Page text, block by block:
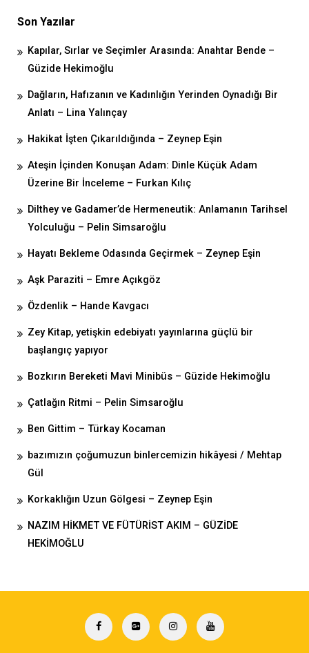
Son Yazılar
Kapılar, Sırlar ve Seçimler Arasında: Anahtar Bende –
Güzide Hekimoğlu
Dağların, Hafızanın ve Kadınlığın Yerinden Oynadığı Bir
Anlatı – Lina Yalınçay
Hakikat İşten Çıkarıldığında – Zeynep Eşin
Ateşin İçinden Konuşan Adam: Dinle Küçük Adam
Üzerine Bir İnceleme – Furkan Kılıç
Dilthey ve Gadamer’de Hermeneutik: Anlamanın Tarihsel
Yolculuğu – Pelin Simsaroğlu
Hayatı Bekleme Odasında Geçirmek – Zeynep Eşin
Aşk Paraziti – Emre Açıkgöz
Özdenlik – Hande Kavgacı
Zey Kitap, yetişkin edebiyatı yayınlarına güçlü bir
başlangıç yapıyor
Bozkırın Bereketi Mavi Minibüs – Güzide Hekimoğlu
Çatlağın Ritmi – Pelin Simsaroğlu
Ben Gittim – Türkay Kocaman
bazımızın çoğumuzun binlercemizin hikâyesi / Mehtap
Gül
Korkaklığın Uzun Gölgesi – Zeynep Eşin
NAZIM HİKMET VE FÜTÜRİST AKIM – GÜZİDE
HEKİMOĞLU